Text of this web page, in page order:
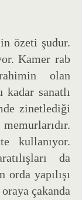
özeti şudur.
Kamer rab
olan
kadar sanatlı
zinetlediği
kullanıyor.
da
yapılışı
çakanda